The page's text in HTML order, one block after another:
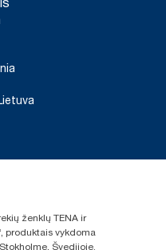
ženklų TENA ir
produktais vykdoma
Švedijoje.